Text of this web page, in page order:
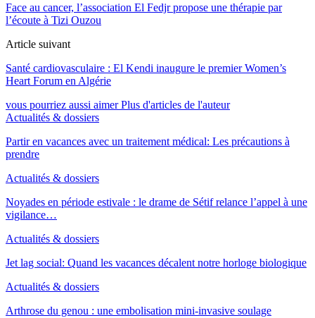
Face au cancer, l’association El Fedjr propose une thérapie par
l’écoute à Tizi Ouzou
Article suivant
Santé cardiovasculaire : El Kendi inaugure le premier Women’s
Heart Forum en Algérie
vous pourriez aussi aimer Plus d'articles de l'auteur
Actualités & dossiers
Partir en vacances avec un traitement médical: Les précautions à
prendre
Actualités & dossiers
Noyades en période estivale : le drame de Sétif relance l’appel à une
vigilance…
Actualités & dossiers
Jet lag social: Quand les vacances décalent notre horloge biologique
Actualités & dossiers
Arthrose du genou : une embolisation mini-invasive soulage